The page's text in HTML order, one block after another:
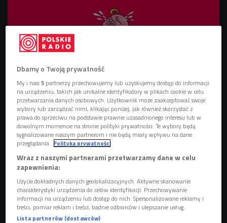
Vince Staples - Cry Baby Foto: Vince Staples - Cry Baby/Section Eight Arthouse
"Cry Baby"jest jednym z najbardziej nietypowych albumów
w dotychczasowej dyskografii
został oparty na żywych instrumentach, a przede
wszystkim na gitarach, basie i perkusji, co stanowi wyraźne
odejście od oszczędnych, elektronicznych i
minimalistycznych produkcji znanych z"Dark Times"czy
"Ramona Park Broke My Heart". Już pierwszy singiel
Dbamy o Twoją prywatność
My i nasi5 partnerzy przechowujemy lub uzyskujemy dostęp do informacji
na urządzeniu, takich jak unikalne identyfikatory w plikach cookie w celu
przetwarzania danych osobowych. Użytkownik może zaakceptować swoje
wybory lub zarządzać nimi, klikając poniżej, jak również skorzystać z
prawa do sprzeciwu na podstawie prawnie uzasadnionego interesu lub w
dowolnym momencie na stronie polityki prywatności. Te wybory będą
sygnalizowane naszym partnerom i nie będą miały wpływu na dane
przeglądania. Polityka prywatności
Wraz z naszymi partnerami przetwarzamy dane w celu
zapewnienia:
Użycie dokładnych danych geolokalizacyjnych. Aktywne skanowanie
charakterystyki urządzenia do celów identyfikacji. Przechowywanie
informacji na urządzeniu lub dostęp do nich. Spersonalizowane reklamy i
treści, pomiar reklam i treści, badnie odbiorców i ulepszanie usług.
Lista partnerów (dostawców)